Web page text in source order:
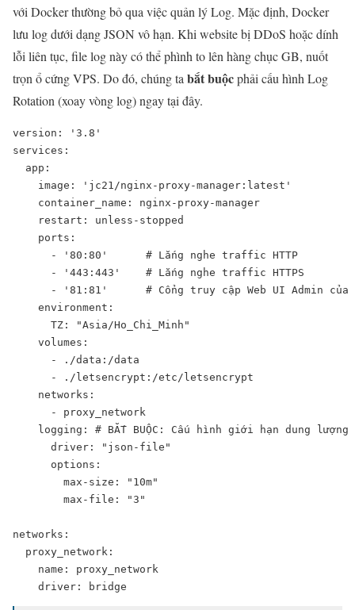
với Docker thường bỏ qua việc quản lý Log. Mặc định, Docker
lưu log dưới dạng JSON vô hạn. Khi website bị DDoS hoặc dính
lỗi liên tục, file log này có thể phình to lên hàng chục GB, nuốt
trọn ổ cứng VPS. Do đó, chúng tabắt buộcphải cấu hình Log
Rotation (xoay vòng log) ngay tại đây.
version: '3.8'
services:
  app:
    image: 'jc21/nginx-proxy-manager:latest'
    container_name: nginx-proxy-manager
    restart: unless-stopped
    ports:
      - '80:80'      # Lắng nghe traffic HTTP
      - '443:443'    # Lắng nghe traffic HTTPS
- '81:81'      # Cổng truy cập Web UI Admin của
    environment:
      TZ: "Asia/Ho_Chi_Minh"
    volumes:
      - ./data:/data
      - ./letsencrypt:/etc/letsencrypt
    networks:
      - proxy_network
logging: # BẮT BUỘC: Cấu hình giới hạn dung lượng
      driver: "json-file"
      options:
        max-size: "10m"
        max-file: "3"
networks:
  proxy_network:
    name: proxy_network
    driver: bridge